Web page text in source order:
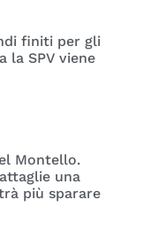
finiti per gli
la SPV viene
Montello.
una
più sparare